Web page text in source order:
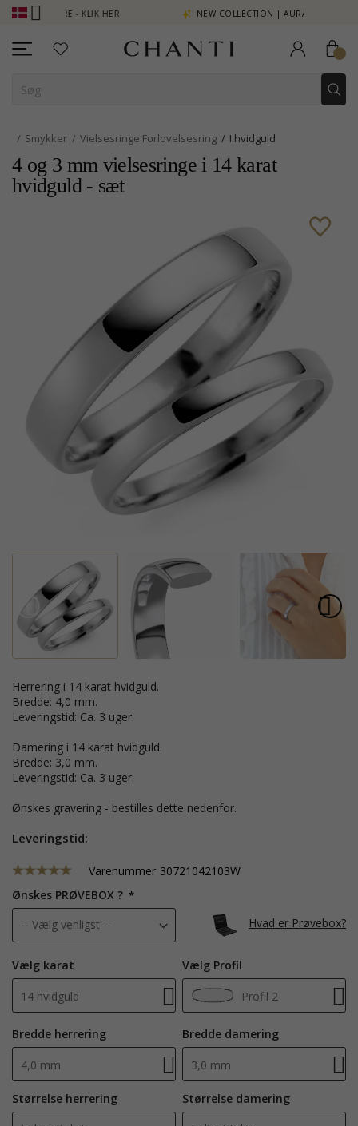
MERE - KLIK HER NEW COLLECTION | AURA
Smykker Vielsesringe Forlovelsesring I hvidguld
4 og 3 mm vielsesringe i 14 karat
hvidguld - sæt
Herrering i 14 karat hvidguld.
Bredde: 4,0 mm.
Leveringstid: Ca. 3 uger.
Damering i 14 karat hvidguld.
Bredde: 3,0 mm.
Leveringstid: Ca. 3 uger.
Ønskes gravering - bestilles dette nedenfor.
Leveringstid:
Varenummer 30721042103W
Ønskes PRØVEBOX ?
Hvad er Prøvebox?
Vælg karat
14 hvidguld
Vælg Profil
Profil 2
Bredde herrering
4,0 mm
Størrelse herrering
Bredde damering
3,0 mm
Størrelse damering